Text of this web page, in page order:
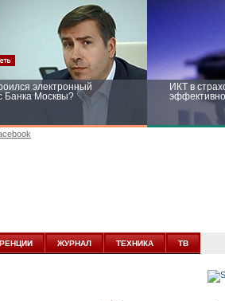
электронный
Банка Москвы?
ИКТ в
новых
ЖУРНАЛ ТЕХНИКА ТВ